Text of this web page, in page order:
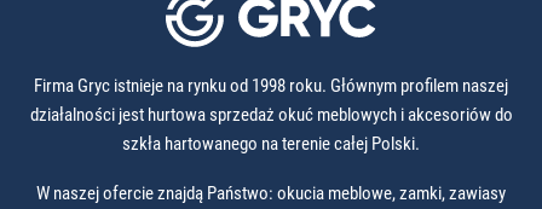
Firma Gryc istnieje na rynku od 1998 roku. Głównym profilem naszej
działalności jest hurtowa sprzedaż okuć meblowych i akcesoriów do
szkła hartowanego na terenie całej Polski.
W naszej ofercie znajdą Państwo: okucia meblowe, zamki, zawiasy